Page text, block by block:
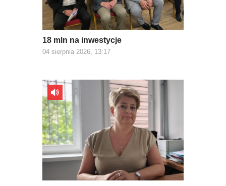
18 mln na inwestycje
04 sierpnia 2026, 13:17